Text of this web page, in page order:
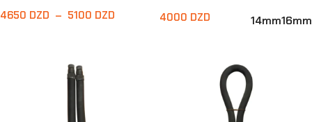
4650 DZD – 5100 DZD 4000 DZD 14mm16mm